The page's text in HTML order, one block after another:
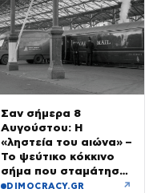
Σαν σήμερα 8
Αυγούστου: Η
«ληστεία του αιώνα» –
Το ψεύτικο κόκκινο
σήμα που σταμάτησε
τρένο με 2,6 εκατ.
DIMOCRACY.GR ↗